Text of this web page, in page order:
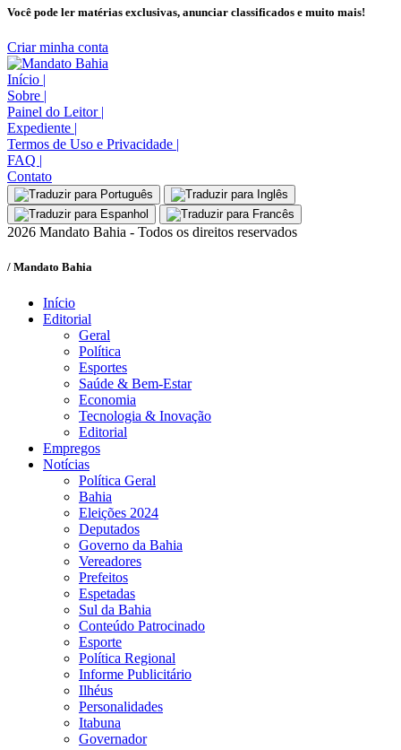
Você pode ler matérias exclusivas, anunciar classificados e muito mais!
Criar minha conta
Início |
Sobre |
Painel do Leitor |
Expediente |
Termos de Uso e Privacidade |
FAQ |
Contato
2026 Mandato Bahia - Todos os direitos reservados
/ Mandato Bahia
Início
Editorial
Geral
Política
Esportes
Saúde & Bem-Estar
Economia
Tecnologia & Inovação
Editorial
Empregos
Notícias
Política Geral
Bahia
Eleições 2024
Deputados
Governo da Bahia
Vereadores
Prefeitos
Espetadas
Sul da Bahia
Conteúdo Patrocinado
Esporte
Política Regional
Informe Publicitário
Ilhéus
Personalidades
Itabuna
Governador